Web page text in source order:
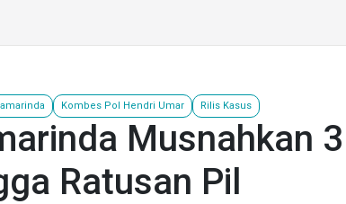
Kombes Pol Hendri Umar Rilis Kasus
Musnahkan 3
Ratusan Pil